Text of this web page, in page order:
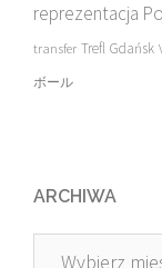
reprezentacja
transfer Trefl Gdańsk
ボール
ARCHIWA
Archiwa